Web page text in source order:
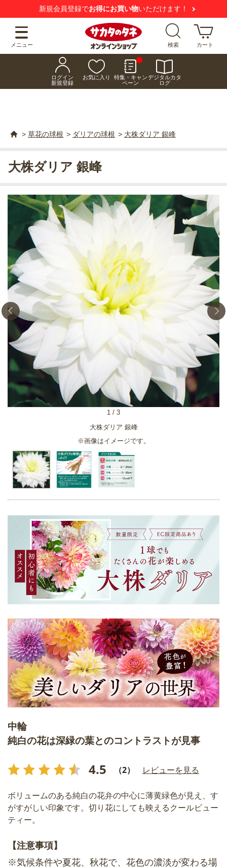
新規会員登録でお得にお買い物いただけます！
メニュー 検索 カート
ログイン
新規登録
お気に入り
特集・キャン
ペーン
デジタルカタ
ログ
> 草花の球根 > ダリアの球根 > 大株ダリア 銀峰
大株ダリア 銀峰
※画像はイメージです。
1 / 3
大株ダリア 銀峰
中輪
純白の花は深緑の葉とのコントラストが見事
4.5 （2） レビューを見る
ボリュームのある純白の花弁の中心に薄黄緑色が見え、す
がすがしい印象です。切り花にしても映えるクールビュー
ティー。
【注意事項】
※気候条件や夏花、秋花で、花色の濃淡が変わる場